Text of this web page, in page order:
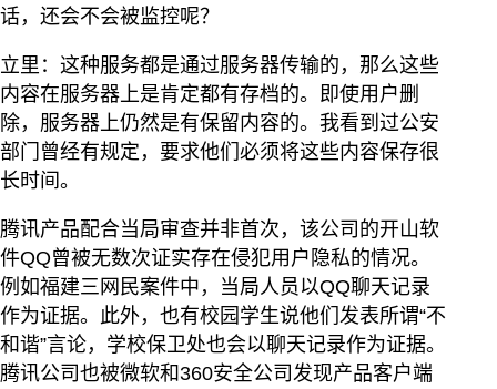
话，还会不会被监控呢？
立里：这种服务都是通过服务器传输的，那么这些
内容在服务器上是肯定都有存档的。即使用户删
除，服务器上仍然是有保留内容的。我看到过公安
部门曾经有规定，要求他们必须将这些内容保存很
长时间。
腾讯产品配合当局审查并非首次，该公司的开山软
件QQ曾被无数次证实存在侵犯用户隐私的情况。
例如福建三网民案件中，当局人员以QQ聊天记录
作为证据。此外，也有校园学生说他们发表所谓“不
和谐”言论，学校保卫处也会以聊天记录作为证据。
腾讯公司也被微软和360安全公司发现产品客户端